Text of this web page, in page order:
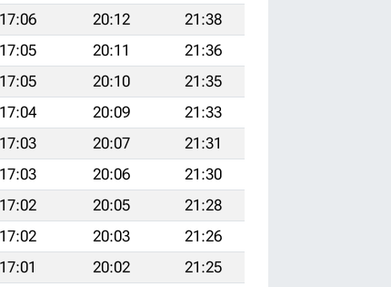
17:06 20:12
21:38
17:05 20:11
21:36
17:05 20:10
21:35
17:04 20:09
21:33
17:03 20:07
21:31
17:03 20:06
21:30
17:02 20:05
21:28
17:02 20:03
21:26
17:01 20:02
21:25